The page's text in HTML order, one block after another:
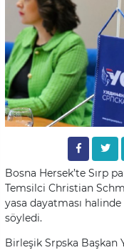
Bosna Hersek’te Sırp
Temsilci Christian
yasa dayatması
söyledi.
Birleşik Srpska Başkan